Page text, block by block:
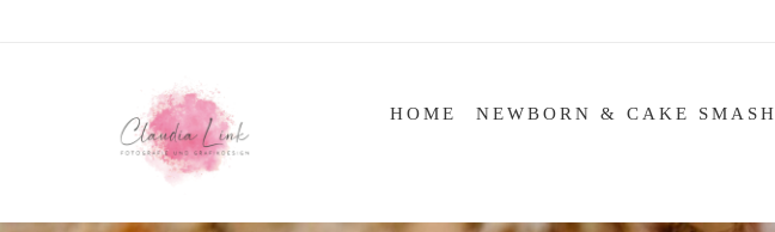
HOME NEWBORN & CAKE SMASH